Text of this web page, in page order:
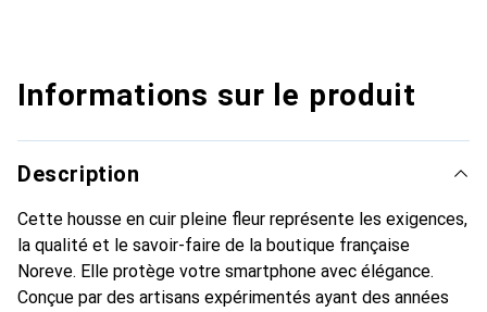
Informations sur le produit
Description
Cette housse en cuir pleine fleur représente les exigences,
la qualité et le savoir-faire de la boutique française
Noreve. Elle protège votre smartphone avec élégance.
Conçue par des artisans expérimentés ayant des années